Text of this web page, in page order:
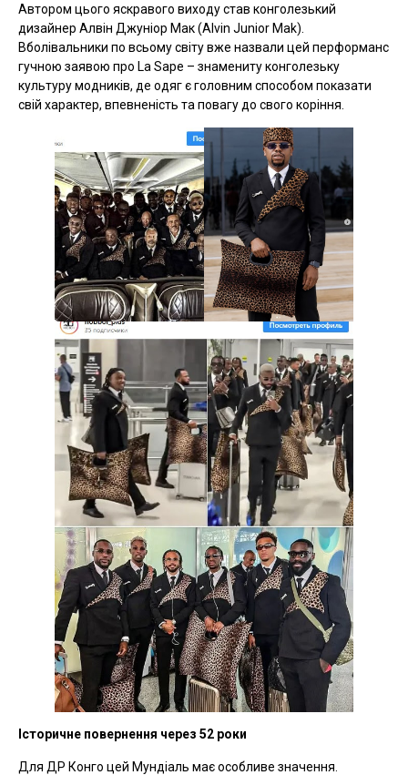
Автором цього яскравого виходу став конголезький
дизайнер Алвін Джуніор Мак (Alvin Junior Mak).
Вболівальники по всьому світу вже назвали цей перформанс
гучною заявою про La Sape – знамениту конголезьку
культуру модників, де одяг є головним способом показати
свій характер, впевненість та повагу до свого коріння.
Історичне повернення через 52 роки
Для ДР Конго цей Мундіаль має особливе значення.